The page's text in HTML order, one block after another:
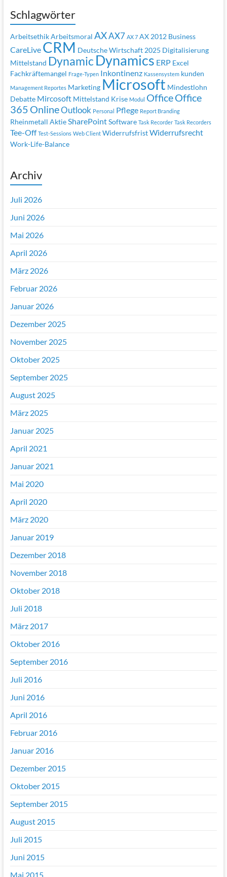
Schlagwörter
Arbeitsethik Arbeitsmoral AXAX7 AX 7 AX 2012 Business
CareLive CRM Deutsche Wirtschaft 2025 Digitalisierung
Mittelstand Dynamic Dynamics ERP Excel
Fachkräftemangel Frage-Typen Inkontinenz Kassensystem kunden
Management Reportes Marketing Microsoft Mindestlohn
Debatte Mircosoft Mittelstand Krise Modul OfficeOffice
365 OnlineOutlook Personal Pflege Report Branding
Rheinmetall Aktie SharePoint Software Task Recorder Task Recorders
Tee-Off Test-Sessions Web Client Widerrufsfrist Widerrufsrecht
Work-Life-Balance
Archiv
Juli 2026
Juni 2026
Mai 2026
April 2026
März 2026
Februar 2026
Januar 2026
Dezember 2025
November 2025
Oktober 2025
September 2025
August 2025
März 2025
Januar 2025
April 2021
Januar 2021
Mai 2020
April 2020
März 2020
Januar 2019
Dezember 2018
November 2018
Oktober 2018
Juli 2018
März 2017
Oktober 2016
September 2016
Juli 2016
Juni 2016
April 2016
Februar 2016
Januar 2016
Dezember 2015
Oktober 2015
September 2015
August 2015
Juli 2015
Juni 2015
Mai 2015